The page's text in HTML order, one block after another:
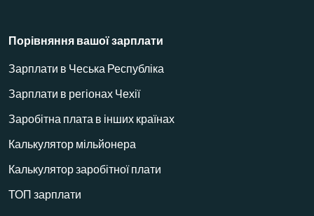
Порівняння вашої зарплати
Зарплати в Чеська Республіка
Зарплати в регіонах Чехії
Заробітна плата в інших країнах
Калькулятор мільйонера
Калькулятор заробітної плати
ТОП зарплати